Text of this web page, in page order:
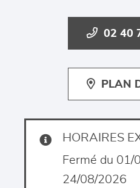
02 40
PLAN
HORAIRES
Fermé du 01/
24/08/2026